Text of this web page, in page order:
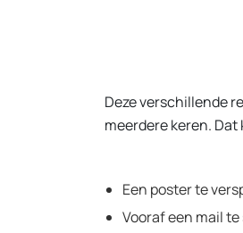
Deze verschillende
meerdere keren. Dat
Een poster te
Vooraf een mail